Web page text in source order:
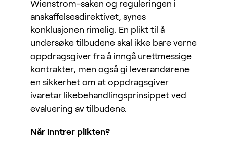
Wienstrom-saken og reguleringen i
anskaffelsesdirektivet, synes
konklusjonen rimelig. En plikt til å
undersøke tilbudene skal ikke bare verne
oppdragsgiver fra å inngå urettmessige
kontrakter, men også gi leverandørene
en sikkerhet om at oppdragsgiver
ivaretar likebehandlingsprinsippet ved
evaluering av tilbudene.
Når inntrer plikten?